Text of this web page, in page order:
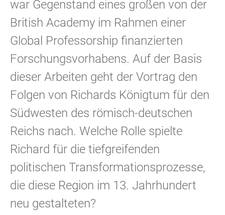
war Gegenstand eines großen von der
British Academy im Rahmen einer
Global Professorship finanzierten
Forschungsvorhabens. Auf der Basis
dieser Arbeiten geht der Vortrag den
Folgen von Richards Königtum für den
Südwesten des römisch-deutschen
Reichs nach. Welche Rolle spielte
Richard für die tiefgreifenden
politischen Transformationsprozesse,
die diese Region im 13. Jahrhundert
neu gestalteten?